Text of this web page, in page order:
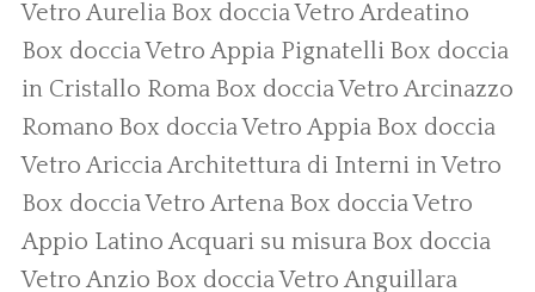
Vetro Aurelia Box doccia Vetro Ardeatino
Box doccia Vetro Appia Pignatelli Box doccia
in Cristallo Roma Box doccia Vetro Arcinazzo
Romano Box doccia Vetro Appia Box doccia
Vetro AricciaArchitettura di Interni in Vetro
Box doccia Vetro Artena Box doccia Vetro
Appio Latino Acquari su misura Box doccia
Vetro Anzio Box doccia Vetro Anguillara